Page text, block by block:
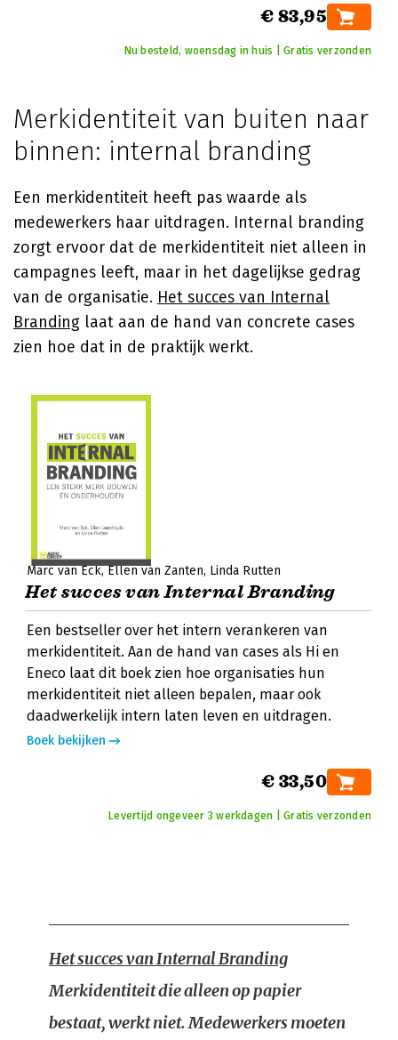
€ 83,95
Nu besteld, woensdag in huis | Gratis verzonden
Merkidentiteit van buiten naar
binnen: internal branding
Een merkidentiteit heeft pas waarde als
medewerkers haar uitdragen. Internal branding
zorgt ervoor dat de merkidentiteit niet alleen in
campagnes leeft, maar in het dagelijkse gedrag
van de organisatie. Het succes van Internal
Branding laat aan de hand van concrete cases
zien hoe dat in de praktijk werkt.
Marc van Eck Ellen van Zanten Linda Rutten
Het succes van Internal Branding
Een bestseller over het intern verankeren van
merkidentiteit. Aan de hand van cases als Hi en
Eneco laat dit boek zien hoe organisaties hun
merkidentiteit niet alleen bepalen, maar ook
daadwerkelijk intern laten leven en uitdragen.
Boek bekijken
€ 33,50
Levertijd ongeveer 3 werkdagen | Gratis verzonden
Het succes van Internal Branding
Merkidentiteit die alleen op papier
bestaat, werkt niet. Medewerkers moeten